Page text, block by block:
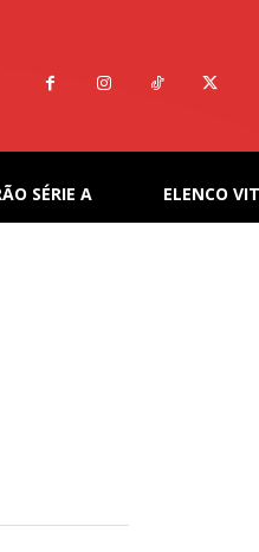
SÉRIE A ELENCO